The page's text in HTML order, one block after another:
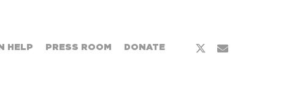
HELP PRESS ROOM DONATE